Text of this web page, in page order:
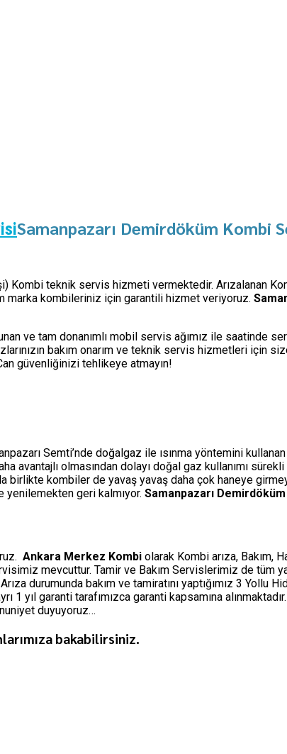
Samanpazarı Demirdöküm Kombi
Kombi teknik servis hizmeti vermektedir. Arızalanan
marka kombileriniz için garantili hizmet veriyoruz.
ve tam donanımlı mobil servis ağımız ile
bakım onarım ve teknik servis hizmetleri için
güvenliğinizi tehlikeye atmayın!
Semti’nde doğalgaz ile ısınma yöntemini
avantajlı olmasından dolayı doğal gaz kullanımı
kombiler de yavaş yavaş daha çok haneye
yenilemekten geri kalmıyor. Samanpazarı
Ankara Merkez Kombi olarak Kombi arıza, Bakım,
mevcuttur. Tamir ve Bakım Servislerimiz de tüm
durumunda bakım ve tamiratını yaptığımız 3
1 yıl garanti tarafımızca garanti kapsamına
duyuyoruz…
bakabilirsiniz.